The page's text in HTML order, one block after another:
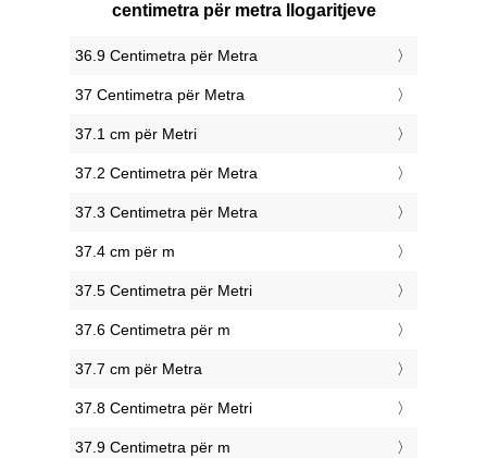
centimetra për metra llogaritjeve
36.9 Centimetra për Metra
37 Centimetra për Metra
37.1 cm për Metri
37.2 Centimetra për Metra
37.3 Centimetra për Metra
37.4 cm për m
37.5 Centimetra për Metri
37.6 Centimetra për m
37.7 cm për Metra
37.8 Centimetra për Metri
37.9 Centimetra për m